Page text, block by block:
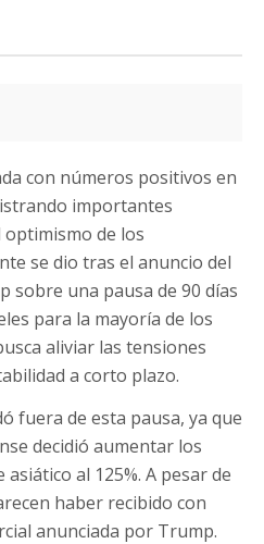
con números positivos en
importantes
optimismo de los
se dio tras el anuncio del
sobre una pausa de 90 días
para la mayoría de los
aliviar las tensiones
a corto plazo.
fuera de esta pausa, ya que
decidió aumentar los
al 125%. A pesar de
haber recibido con
anunciada por Trump.